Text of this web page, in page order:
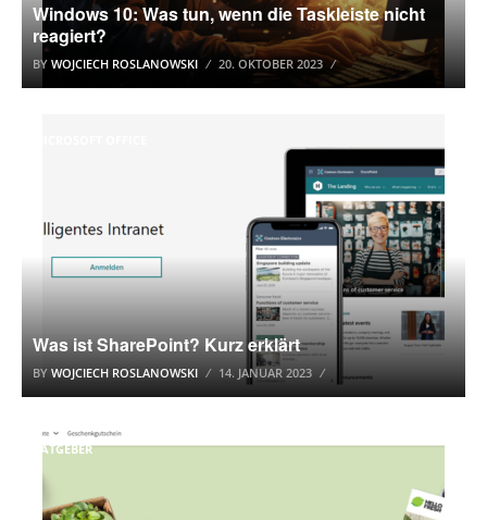
Windows 10: Was tun, wenn die Taskleiste nicht
reagiert?
BY WOJCIECH ROSLANOWSKI 20. OKTOBER 2023
Was ist SharePoint? Kurz erklärt
BY WOJCIECH ROSLANOWSKI 14. JANUAR 2023
RATGEBER